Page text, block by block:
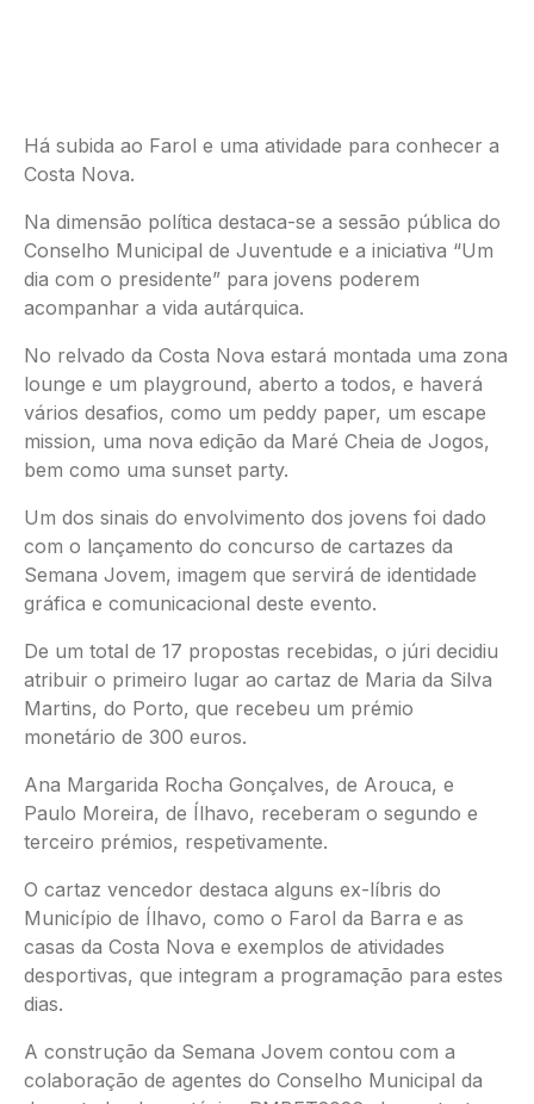
Há subida ao Farol e uma atividade para conhecer a
Costa Nova.
Na dimensão política destaca-se a sessão pública do
Conselho Municipal de Juventude e a iniciativa “Um
dia com o presidente” para jovens poderem
acompanhar a vida autárquica.
No relvado da Costa Nova estará montada uma zona
lounge e um playground, aberto a todos, e haverá
vários desafios, como um peddy paper, um escape
mission, uma nova edição da Maré Cheia de Jogos,
bem como uma sunset party.
Um dos sinais do envolvimento dos jovens foi dado
com o lançamento do concurso de cartazes da
Semana Jovem, imagem que servirá de identidade
gráfica e comunicacional deste evento.
De um total de 17 propostas recebidas, o júri decidiu
atribuir o primeiro lugar ao cartaz de Maria da Silva
Martins, do Porto, que recebeu um prémio
monetário de 300 euros.
Ana Margarida Rocha Gonçalves, de Arouca, e
Paulo Moreira, de Ílhavo, receberam o segundo e
terceiro prémios, respetivamente.
O cartaz vencedor destaca alguns ex-líbris do
Município de Ílhavo, como o Farol da Barra e as
casas da Costa Nova e exemplos de atividades
desportivas, que integram a programação para estes
dias.
A construção da Semana Jovem contou com a
colaboração de agentes do Conselho Municipal da